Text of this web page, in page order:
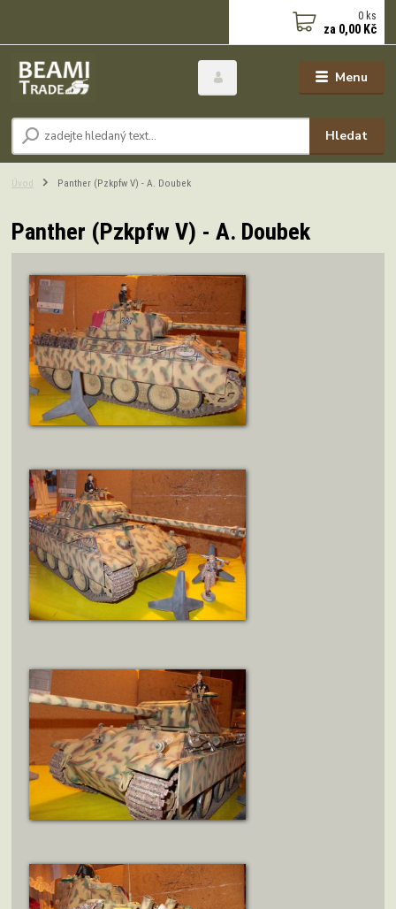
Menu
Hledat
0 ks
za 0,00 Kč
Úvod Panther (Pzkpfw V) - A. Doubek
Panther (Pzkpfw V) - A. Doubek
ZOBRAZIT DETAIL
ZOBRAZIT DETAIL
ZOBRAZIT DETAIL